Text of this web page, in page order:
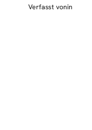
Verfasst vonin